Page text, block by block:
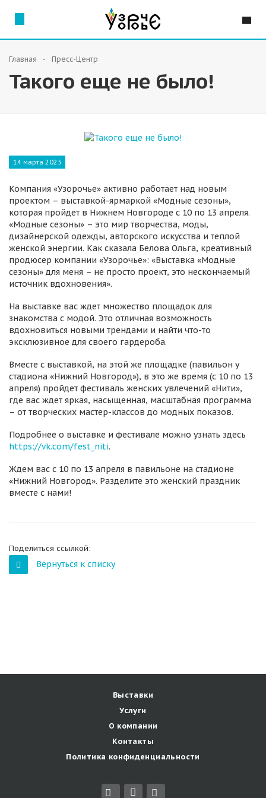
Главная Пресс-Центр
Такого еще не было!
14 марта 2025
Компания «Узорочье» активно работает над новым
проектом – выставкой-ярмаркой «Модные сезоны»,
которая пройдет в Нижнем Новгороде с 10 по 13 апреля.
«Модные сезоны» – это мир творчества, моды,
дизайнерской одежды, авторского искусства и теплой
женской энергии. Как сказала Белова Ольга, креативный
продюсер компании «Узорочье»: «Выставка «Модные
сезоны» для меня – не просто проект, это нескончаемый
источник вдохновения».
На выставке вас ждет множество площадок для
знакомства с модой. Это отличная возможность
вдохновиться новыми трендами и найти что-то
эксклюзивное для своего гардероба.
Вместе с выставкой, на этой же площадке (павильон у
стадиона «Нижний Новгород»), в это же время (с 10 по 13
апреля) пройдет фестиваль женских увлечений «Нити»,
где вас ждет яркая, насыщенная, масштабная программа
– от творческих мастер-классов до модных показов.
Подробнее о выставке и фестивале можно узнать здесь
https://vk.com/fest_niti.
Ждем вас с 10 по 13 апреля в павильоне на стадионе
«Нижний Новгород». Разделите это женский праздник
вместе с нами!
Поделиться ссылкой:
Вернуться к списку
Выставки
Услуги
О компании
Контакты
Политика конфиденциальности